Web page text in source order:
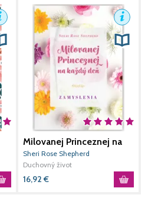
Milovanej Princeznej na
každý deň
Sheri Rose Shepherd
Duchovný život
16,92 €